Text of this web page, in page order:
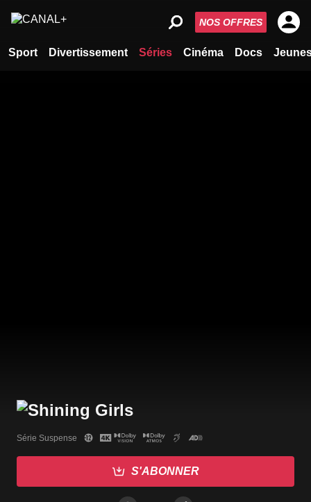
Sport Divertissement Séries Cinéma Docs
NOS OFFRES
Série Suspense
S'ABONNER